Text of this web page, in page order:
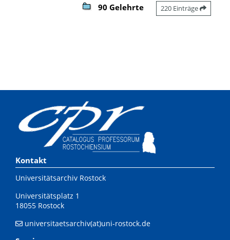
90 Gelehrte 220 Einträge
Kontakt
Universitätsarchiv Rostock
Universitätsplatz 1
18055 Rostock
universitaetsarchiv(at)uni-rostock.de